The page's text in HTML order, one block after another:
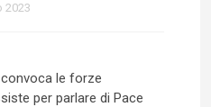
2023
le forze
per parlare di Pace